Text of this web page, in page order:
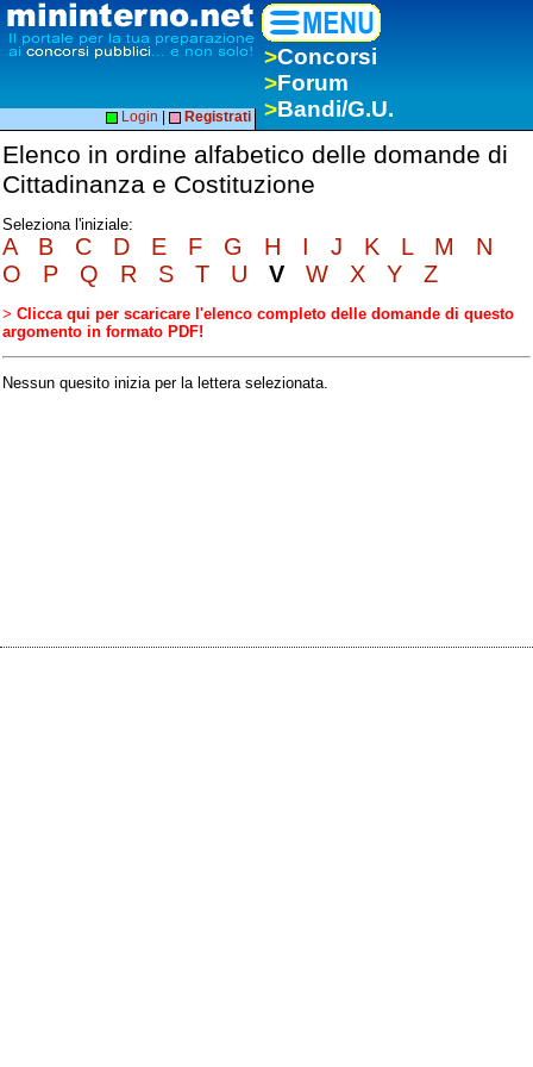
>Concorsi
>Forum
>Bandi/G.U.
Login Registrati
Elenco in ordine alfabetico delle domande di
Cittadinanza e Costituzione
Seleziona l'iniziale:
A B C D E F G H I J K L M
N
O
P Q R S T U V W X Y Z
> Clicca qui per scaricare l'elenco completo delle domande di questo
argomento in formato PDF!
Nessun quesito inizia per la lettera selezionata.